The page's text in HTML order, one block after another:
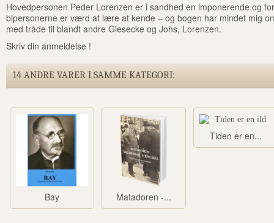
Hovedpersonen Peder Lorenzen er i sandhed en imponerende og
bipersonerne er værd at lære at kende – og bogen har mindet mig
med tråde til blandt andre Giesecke og Johs, Lorenzen.
Skriv din anmeldelse !
14 ANDRE VARER I SAMME KATEGORI:
Bay Matadoren -...
Tiden er en...